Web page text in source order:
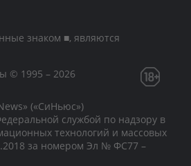
знаком ■, являются
© 1995 – 2026
(«СиНьюс»)
службой по надзору в
технологий и массовых
за номером Эл № ФС77 –